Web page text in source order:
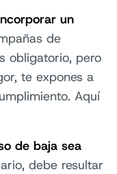
un
de
obligatorio, pero
te expones a
Aquí
de baja sea
debe resultar